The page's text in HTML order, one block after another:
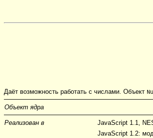
Даёт возможность работать с числами. Объект
Объект ядра
Реализован в
JavaScript 1.1,
JavaScript 1.2: